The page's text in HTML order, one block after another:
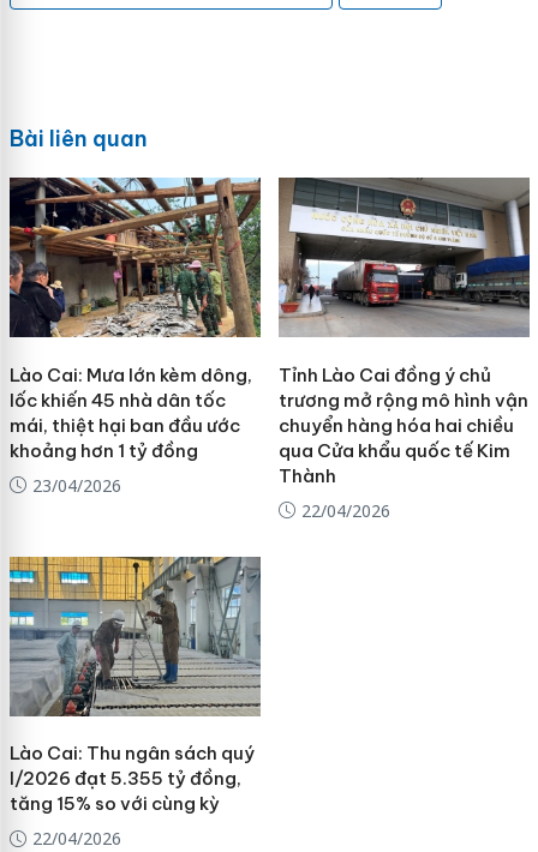
Bài liên quan
Lào Cai: Mưa lớn kèm dông,
lốc khiến 45 nhà dân tốc
mái, thiệt hại ban đầu ước
khoảng hơn 1 tỷ đồng
23/04/2026
Tỉnh Lào Cai đồng ý chủ
trương mở rộng mô hình vận
chuyển hàng hóa hai chiều
qua Cửa khẩu quốc tế Kim
Thành
22/04/2026
Lào Cai: Thu ngân sách quý
I/2026 đạt 5.355 tỷ đồng,
tăng 15% so với cùng kỳ
22/04/2026